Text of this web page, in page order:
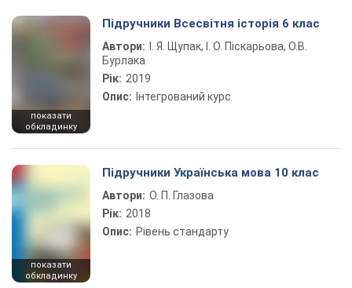
показати
обкладинку
Підручники Всесвітня історія 6 клас
Автори:
І. Я. Щупак, І. О. Піскарьова, О.В.
Бурлака
Рік: 2019
Опис: Інтегрований курс
показати
обкладинку
Підручники Українська мова 10 клас
Автори: О. П. Глазова
Рік: 2018
Опис: Рівень стандарту